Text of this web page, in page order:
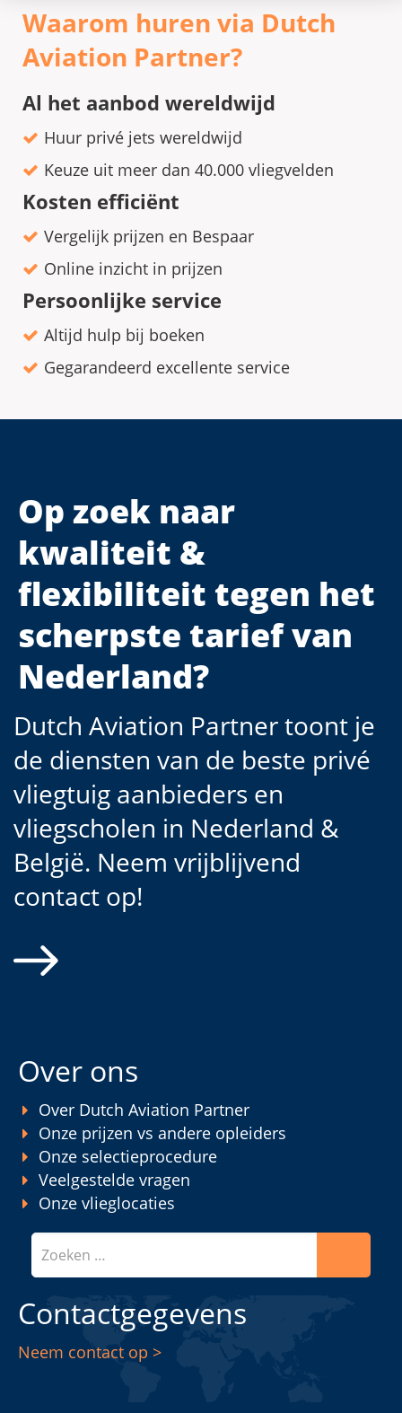
Waarom huren via Dutch
Aviation Partner?
Al het aanbod wereldwijd
Huur privé jets wereldwijd
Keuze uit meer dan 40.000 vliegvelden
Kosten efficiënt
Vergelijk prijzen en Bespaar
Online inzicht in prijzen
Persoonlijke service
Altijd hulp bij boeken
Gegarandeerd excellente service
Op zoek naar
kwaliteit &
flexibiliteit tegen het
scherpste tarief van
Nederland?
Dutch Aviation Partner toont je
de diensten van de beste privé
vliegtuig aanbieders en
vliegscholen in Nederland &
België. Neem vrijblijvend
contact op!
Over ons
Over Dutch Aviation Partner
Onze prijzen vs andere opleiders
Onze selectieprocedure
Veelgestelde vragen
Onze vlieglocaties
Contactgegevens
Neem contact op >